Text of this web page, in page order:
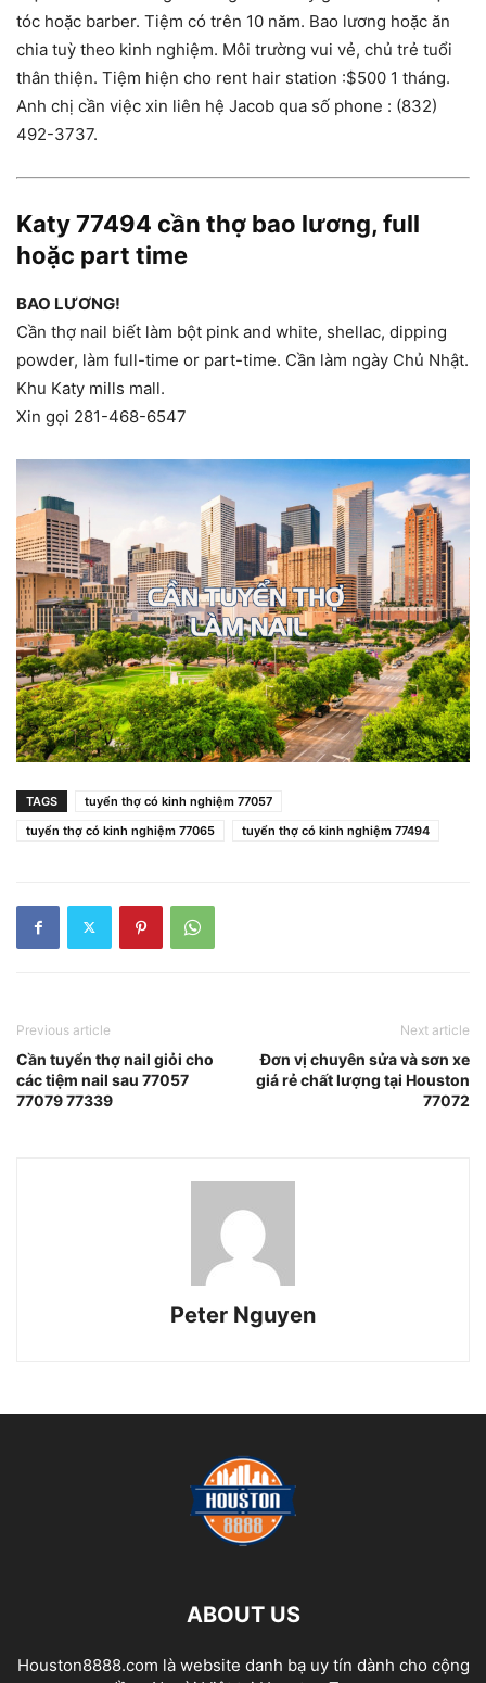
tóc hoặc barber. Tiệm có trên 10 năm. Bao lương hoặc ăn
chia tuỳ theo kinh nghiệm. Môi trường vui vẻ, chủ trẻ tuổi
thân thiện. Tiệm hiện cho rent hair station :$500 1 tháng.
Anh chị cần việc xin liên hệ Jacob qua số phone : (832)
492-3737.
Katy 77494 cần thợ bao lương, full
hoặc part time
BAO LƯƠNG!
Cần thợ nail biết làm bột pink and white, shellac, dipping
powder, làm full-time or part-time. Cần làm ngày Chủ Nhật.
Khu Katy mills mall.
Xin gọi 281-468-6547
TAGS
tuyển thợ có kinh nghiệm 77057
tuyển thợ có kinh nghiệm 77065
tuyển thợ có kinh nghiệm 77494
Previous article
Cần tuyển thợ nail giỏi cho
các tiệm nail sau 77057
77079 77339
Next article
Đơn vị chuyên sửa và sơn xe
giá rẻ chất lượng tại Houston
77072
Peter Nguyen
ABOUT US
Houston8888.com là website danh bạ uy tín dành cho cộng